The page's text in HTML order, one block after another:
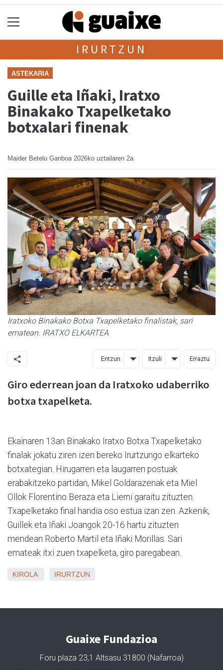
IRURTZUN
ASTEKARIA
Guille eta Iñaki, Iratxo
Binakako Txapelketako
botxalari finenak
Maider Betelu Ganboa 2026ko uztailaren 2a
Iratxoko Binakako Botxa Txapelketako finalistak, sari
ematean. IRATXO ELKARTEA
Entzun Itzuli Erraztu
Giro ederrean joan da Iratxoko udaberriko
botxa txapelketa.
Ekainaren 13an Binakako Iratxo Botxa Txapelketako
finalak jokatu ziren izen bereko Irurtzungo elkarteko
botxategian. Hirugarren eta laugarren postuak
erabakitzeko partidan, Mikel Goldarazenak eta Miel
Ollok Florentino Beraza eta Lierni garaitu zituzten.
Txapelketako final handia oso estua izan zen. Azkenik,
Guillek eta Iñaki Joangok 20-16 hartu zituzten
mendean Roberto Martil eta Iñaki Morillas. Sari
emateak itxi zuen txapelketa, giro paregabean.
KIROLA IRURTZUN
Guaixe Fundazioa
Foru plaza 23,1 Altsasu 31800 (Nafarroa)